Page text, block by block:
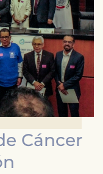
Cáncer